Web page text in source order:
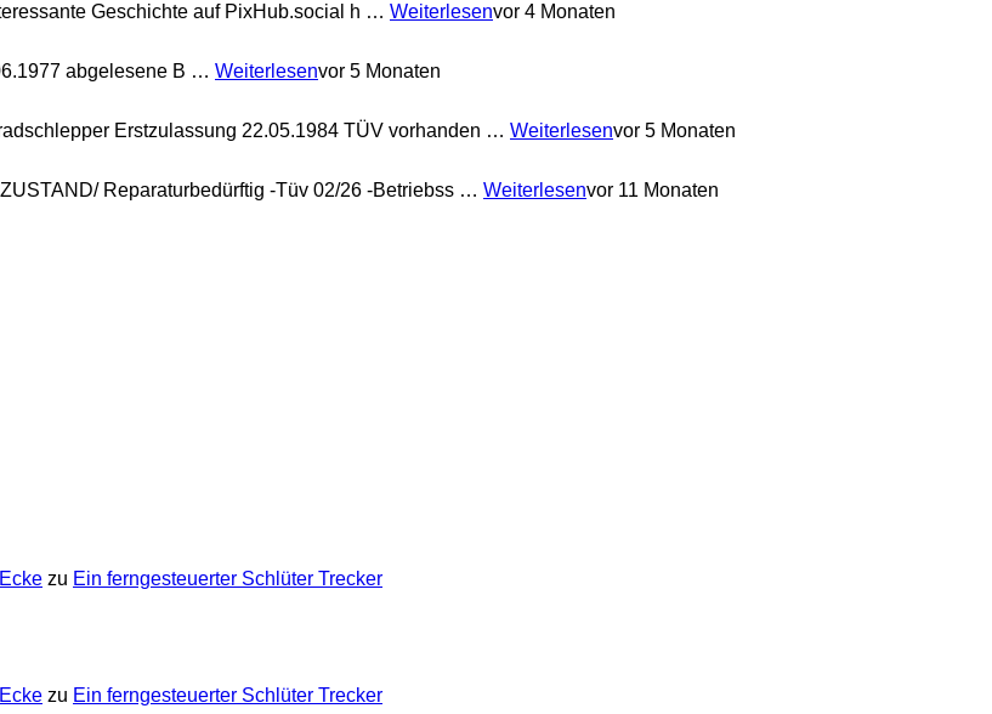
Geschichte auf PixHub.social h … Weiterlesenvor 4 Monaten
abgelesene B … Weiterlesenvor 5 Monaten
Erstzulassung 22.05.1984 TÜV vorhanden … Weiterlesenvor 5 Monaten
Reparaturbedürftig -Tüv 02/26 -Betriebss … Weiterlesenvor 11 Monaten
zu Ein ferngesteuerter Schlüter Trecker
zu Ein ferngesteuerter Schlüter Trecker